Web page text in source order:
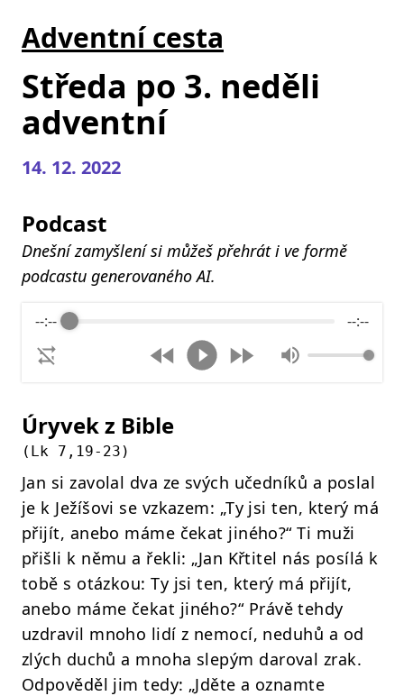
Adventní cesta
Středa po 3. neděli
adventní
14. 12. 2022
Podcast
Dnešní zamyšlení si můžeš přehrát i ve formě
podcastu generovaného AI.
--:-- --:--
Úryvek z Bible
( Lk 7,19-23 )
Jan si zavolal dva ze svých učedníků a poslal
je k Ježíšovi se vzkazem: „Ty jsi ten, který má
přijít, anebo máme čekat jiného?“ Ti muži
přišli k němu a řekli: „Jan Křtitel nás posílá k
tobě s otázkou: Ty jsi ten, který má přijít,
anebo máme čekat jiného?“ Právě tehdy
uzdravil mnoho lidí z nemocí, neduhů a od
zlých duchů a mnoha slepým daroval zrak.
Odpověděl jim tedy: „Jděte a oznamte